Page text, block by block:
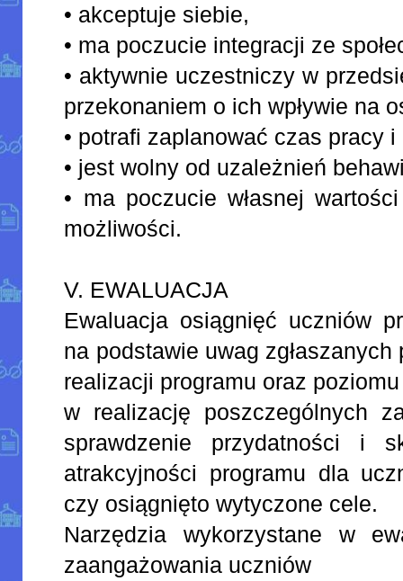
• akceptuje siebie,
• ma poczucie integracji ze
• aktywnie uczestniczy w
przekonaniem o ich wpływie na
• potrafi zaplanować czas pracy
• jest wolny od uzależnień
• ma poczucie własnej
możliwości.
V. EWALUACJA
Ewaluacja osiągnięć uczniów
na podstawie uwag
realizacji programu oraz
w realizację poszczególnych
sprawdzenie przydatności i
atrakcyjności programu dla
czy osiągnięto wytyczone cele.
Narzędzia wykorzystane w
zaangażowania uczniów